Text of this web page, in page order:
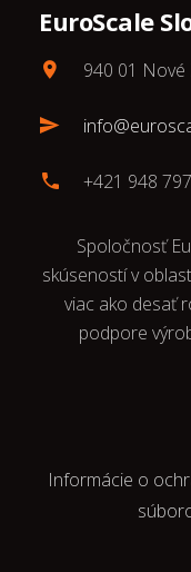
EuroScale
940 01 Nové
+421 948
Spoločnosť
skúseností v
viac ako desať
podpore
Informácie o